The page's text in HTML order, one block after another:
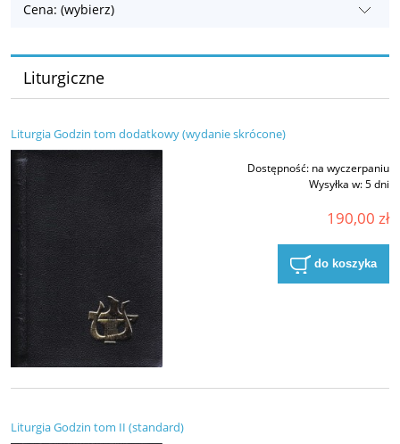
Cena: (wybierz)
Liturgiczne
Liturgia Godzin tom dodatkowy (wydanie skrócone)
Dostępność: na wyczerpaniu
Wysyłka w:5 dni
190,00 zł
do koszyka
Liturgia Godzin tom II (standard)